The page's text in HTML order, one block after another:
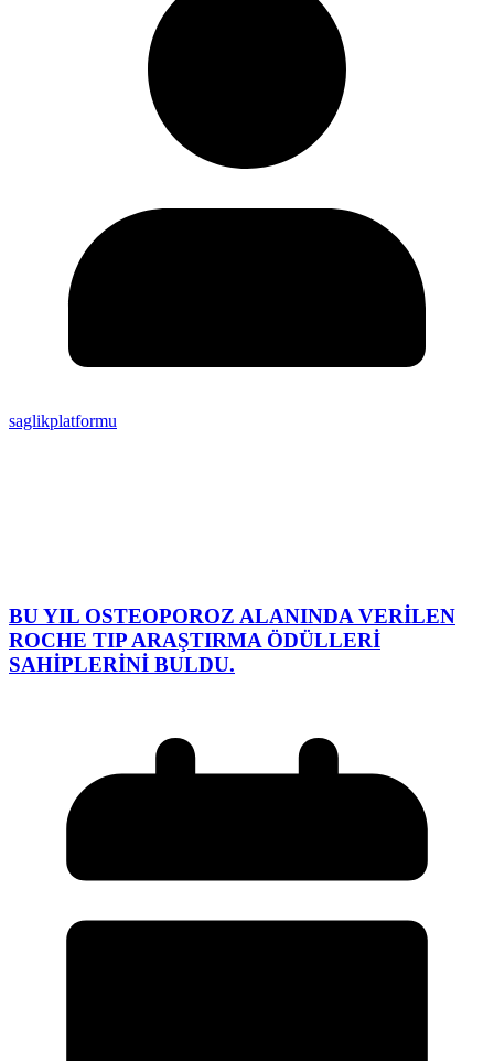
saglikplatformu
BU YIL OSTEOPOROZ ALANINDA VERİLEN
ROCHE TIP ARAŞTIRMA ÖDÜLLERİ
SAHİPLERİNİ BULDU.